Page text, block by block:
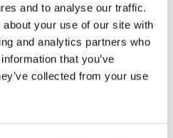
and to analyse our traffic.
your use of our site with
and analytics partners who
that you’ve
collected from your use